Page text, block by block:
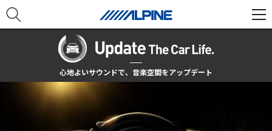
心地よいサウンドで、音楽空間をアップデート